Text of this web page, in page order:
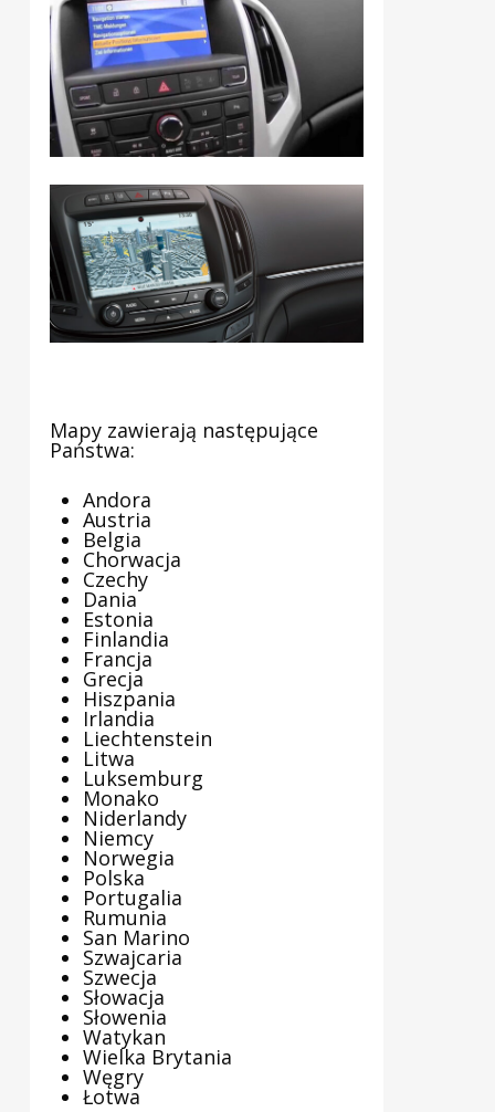
Mapy zawierają następujące
Państwa:
Andora
Austria
Belgia
Chorwacja
Czechy
Dania
Estonia
Finlandia
Francja
Grecja
Hiszpania
Irlandia
Liechtenstein
Litwa
Luksemburg
Monako
Niderlandy
Niemcy
Norwegia
Polska
Portugalia
Rumunia
San Marino
Szwajcaria
Szwecja
Słowacja
Słowenia
Watykan
Wielka Brytania
Węgry
Łotwa